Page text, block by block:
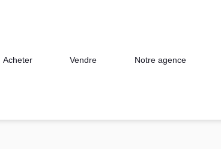
Acheter Vendre Notre agence